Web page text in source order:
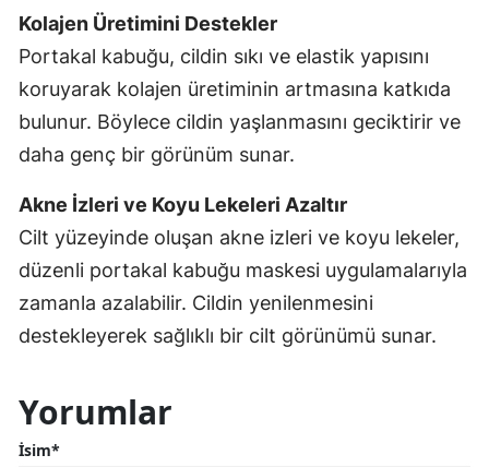
Kolajen Üretimini Destekler
Portakal kabuğu, cildin sıkı ve elastik yapısını
koruyarak kolajen üretiminin artmasına katkıda
bulunur. Böylece cildin yaşlanmasını geciktirir ve
daha genç bir görünüm sunar.
Akne İzleri ve Koyu Lekeleri Azaltır
Cilt yüzeyinde oluşan akne izleri ve koyu lekeler,
düzenli portakal kabuğu maskesi uygulamalarıyla
zamanla azalabilir. Cildin yenilenmesini
destekleyerek sağlıklı bir cilt görünümü sunar.
Yorumlar
İsim*